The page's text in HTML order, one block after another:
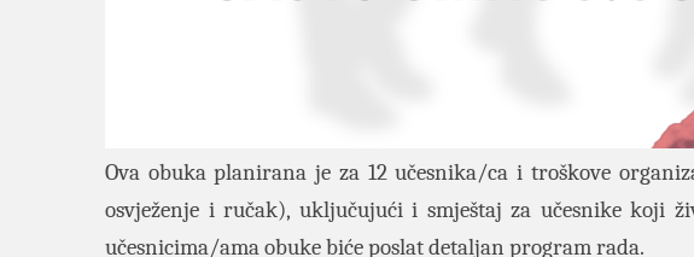
Ova obuka planirana je za 12 učesnika/ca i troškove
osvježenje i ručak), uključujući i smještaj za učesnike koji
učesnicima/ama obuke biće poslat detaljan program rada.